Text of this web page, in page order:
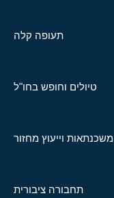
תעופה קלה
טיולים וחופש בחו"ל
משכנתאות וייעוץ מחזור
תחבורה ציבורית